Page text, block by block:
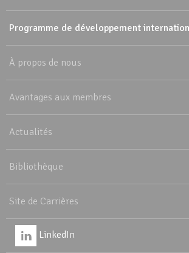
Programme de développement
À propos de nous
Avantages aux membres
Actualités
Bibliothèque
Site de Carrières
LinkedIn